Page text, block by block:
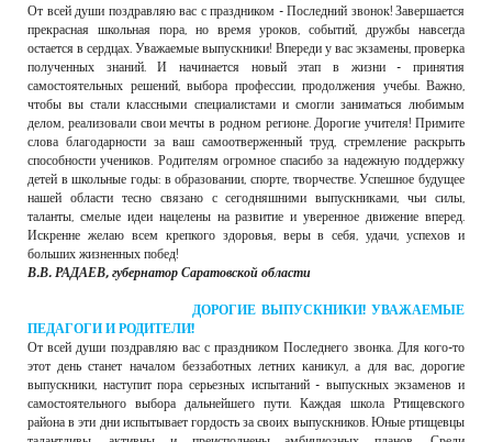
От всей души поздравляю вас с праздником - Последний звонок! Завершается
прекрасная школьная пора, но время уроков, событий, дружбы навсегда
остается в сердцах. Уважаемые выпускники! Впереди у вас экзамены, проверка
полученных знаний. И начинается новый этап в жизни - принятия
самостоятельных решений, выбора профессии, продолжения учебы. Важно,
чтобы вы стали классными специалистами и смогли заниматься любимым
делом, реализовали свои мечты в родном регионе. Дорогие учителя! Примите
слова благодарности за ваш самоотверженный труд, стремление раскрыть
способности учеников. Родителям огромное спасибо за надежную поддержку
детей в школьные годы: в образовании, спорте, творчестве. Успешное будущее
нашей области тесно связано с сегодняшними выпускниками, чьи силы,
таланты, смелые идеи нацелены на развитие и уверенное движение вперед.
Искренне желаю всем крепкого здоровья, веры в себя, удачи, успехов и
больших жизненных побед!
В.В. РАДАЕВ, губернатор Саратовской области
ДОРОГИЕ ВЫПУСКНИКИ! УВАЖАЕМЫЕ
ПЕДАГОГИ И РОДИТЕЛИ!
От всей души поздравляю вас с праздником Последнего звонка. Для кого-то
этот день станет началом беззаботных летних каникул, а для вас, дорогие
выпускники, наступит пора серьезных испытаний - выпускных экзаменов и
самостоятельного выбора дальнейшего пути. Каждая школа Ртищевского
района в эти дни испытывает гордость за своих выпускников. Юные ртищевцы